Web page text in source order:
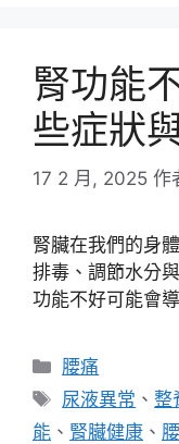
腎功能
些症狀
17 2 月, 2025 作
腎臟在我們的身
排毒、調節水分
功能不好可能會
分
類
腰痛
標
籤
尿液異常 、整
能 、 腎臟健康 、